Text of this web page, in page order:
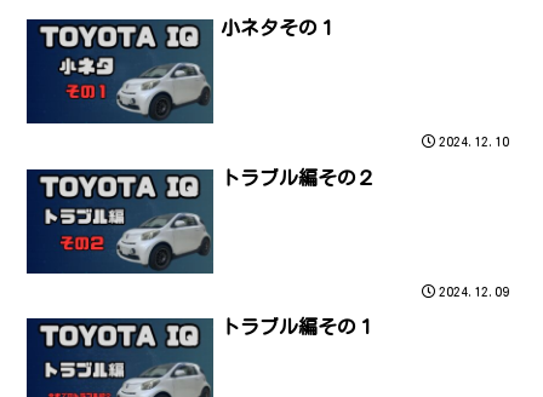
小ネタその１
2024.12.10
トラブル編その２
2024.12.09
トラブル編その１